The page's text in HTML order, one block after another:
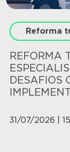
Reforma
REFORMA
DESAFIOS
31/07/2026 |